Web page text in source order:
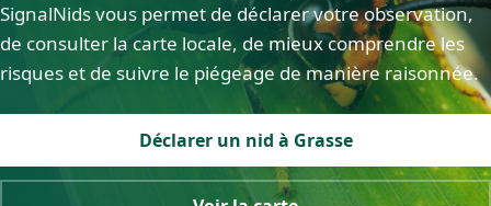
SignalNids vous permet de déclarer votre observation,
de consulter la carte locale, de mieux comprendre les
risques et de suivre le piégeage de manière raisonnée.
Déclarer un nid à Grasse